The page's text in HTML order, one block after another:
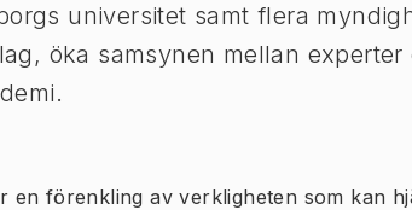
universitet samt flera
öka samsynen mellan
en förenkling av verkligheten som kan